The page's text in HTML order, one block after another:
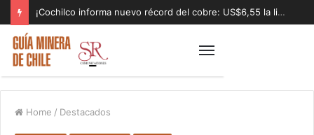
¡Cochilco informa nuevo récord del cobre: US$6,55 la libra!
Home / Destacados